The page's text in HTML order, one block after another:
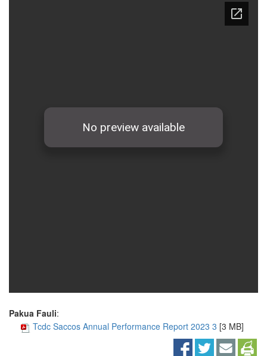
Pakua Fauli:
Tcdc Saccos Annual Performance Report 2023 3 [3 MB]